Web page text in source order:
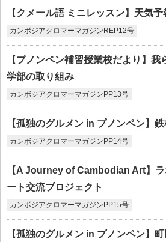
【クメール語 ミニレッスン】天気予
カンボジアクロマーマガジンREP12号
【プノンペン補習授業校だより】我
学部の取り組み
カンボジアクロマーマガジンPP13号
【孤独のグルメン in プノンペン】
カンボジアクロマーマガジンPP14号
【A Journey of Cambodian Art】
ート交流プロジェクト
カンボジアクロマーマガジンPP15号
【孤独のグルメン in プノンペン】